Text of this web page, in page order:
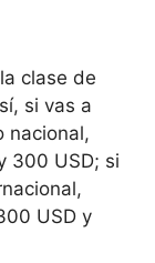
clase de
si vas a
nacional,
300 USD; si
USD y